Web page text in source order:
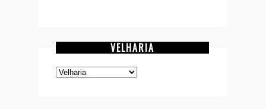
VELHARIA